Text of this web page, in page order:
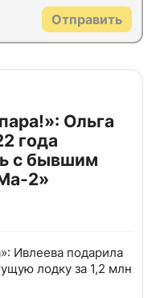
Отправить
Ольга
года
с бывшим
2»
Ивлеева подарила
лодку за 1,2 млн